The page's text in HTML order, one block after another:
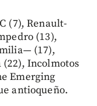
(7), Renault-
(13),
(17),
(22), Incolmotos
Emerging
antioqueño.